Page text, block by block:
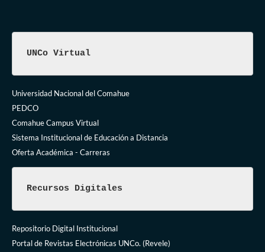
UNCo Virtual
Universidad Nacional del Comahue
PEDCO
Comahue Campus Virtual
Sistema Institucional de Educación a Distancia
Oferta Académica - Carreras
Recursos Digitales
Repositorio Digital Institucional
Portal de Revistas Electrónicas UNCo. (Revele)